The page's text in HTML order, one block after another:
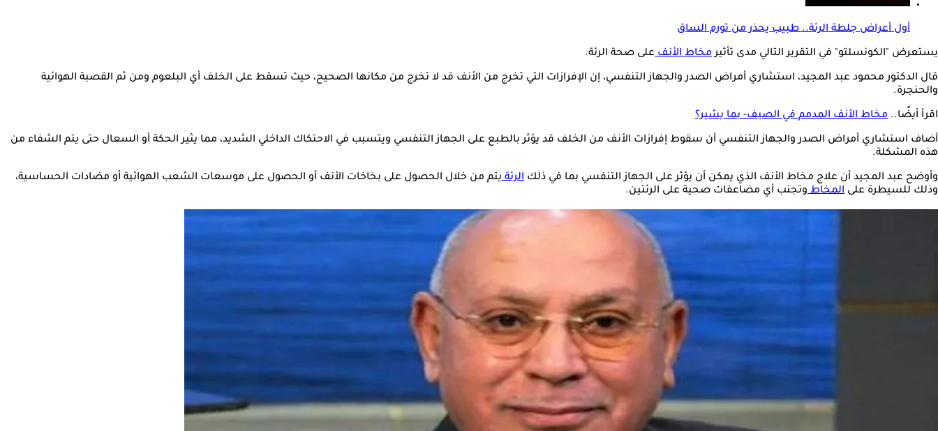
أول أعراض جلطة الرئة.. طبيب يحذر من تورم الساق
يستعرض "الكونسلتو" في التقرير التالي مدى تأثيرمخاط الأنفعلى صحة الرئة.
قال الدكتور محمود عبد المجيد، استشاري أمراض الصدر والجهاز التنفسي، إن الإفرازات التي تخرج من الأنف قد لا تخرج من مكانها الصحيح، حيث تسقط على الخلف أي البلعوم ومن ثم القصبة الهوائية
والحنجرة.
اقرأ أيضًا.. مخاط الأنف المدمم في الصيف- بما يشير؟
أضاف استشاري أمراض الصدر والجهاز التنفسي أن سقوط إفرازات الأنف من الخلف قد يؤثر بالطبع على الجهاز التنفسي ويتسبب في الاحتكاك الداخلي الشديد، مما يثير الحكة أو السعال حتى يتم الشفاء من
هذه المشكلة.
وأوضح عبد المجيد أن علاج مخاط الأنف الذي يمكن أن يؤثر على الجهاز التنفسي بما في ذلك الرئةيتم من خلال الحصول على بخاخات الأنف أو الحصول على موسعات الشعب الهوائية أو مضادات الحساسية،
وذلك للسيطرة على المخاطوتجنب أي مضاعفات صحية على الرئتين.